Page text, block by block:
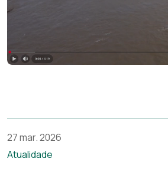
27 mar. 2026
Atualidade